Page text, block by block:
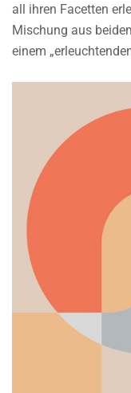
all ihren Facetten
Mischung aus
einem